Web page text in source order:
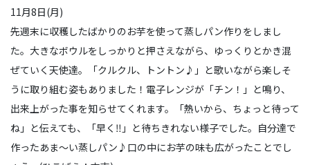
11月8日(月)
先週末に収穫したばかりのお芋を使って蒸しパン作りをしまし
た。大きなボウルをしっかりと押さえながら、ゆっくりとかき混
ぜていく天使達。「クルクル、トントン♪」と歌いながら楽しそ
うに取り組む姿もありました！電子レンジが「チン！」と鳴り、
出来上がった事を知らせてくれます。「熱いから、ちょっと待って
ね」と伝えても、「早く‼」と待ちきれない様子でした。自分達で
作ったあま～い蒸しパン♪口の中にお芋の味も広がったことでし